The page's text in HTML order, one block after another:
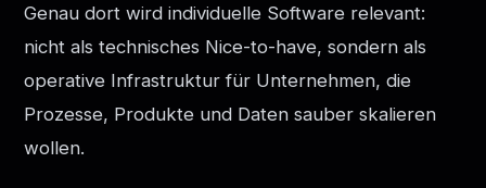
Genau dort wird individuelle Software relevant:
nicht als technisches Nice-to-have, sondern als
operative Infrastruktur für Unternehmen, die
Prozesse, Produkte und Daten sauber skalieren
wollen.